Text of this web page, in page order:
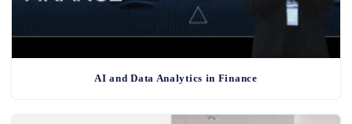
AI and Data Analytics in Finance